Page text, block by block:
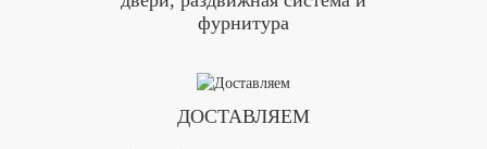
фурнитура
ДОСТАВЛЯЕМ